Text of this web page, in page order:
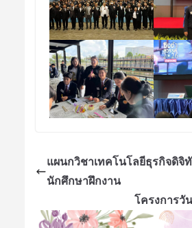
แผนกวิชาเทคโนโลยีธุรกิจดิจิ
นักศึกษาฝึกงาน
โครงการวั